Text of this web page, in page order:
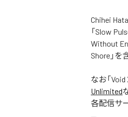
Chihei
「Slow
Without
Shore」を
なお「Void
Unlimited
各配信サ